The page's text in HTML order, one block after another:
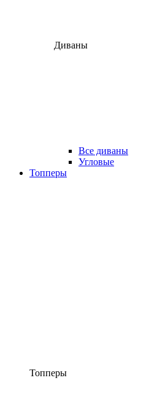
Диваны
Все диваны
Угловые
Топперы
Топперы